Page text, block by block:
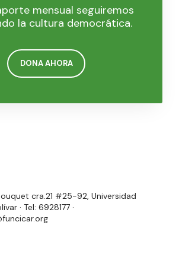
mensual seguiremos
la cultura democrática.
DONA AHORA
cra.21 #25-92, Universidad
· Tel: 6928177 ·